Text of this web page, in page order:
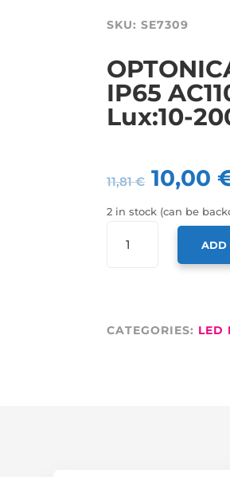
SKU:SE7309
IP65
Lux:10-
11,81€ 10,00
2 in stock (can be
ADD
CATEGORIES: LED